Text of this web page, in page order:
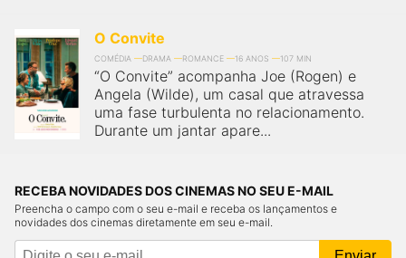
O Convite
COMÉDIA DRAMA ROMANCE 16 ANOS 107 MIN
“O Convite” acompanha Joe (Rogen) e
Angela (Wilde), um casal que atravessa
uma fase turbulenta no relacionamento.
Durante um jantar apare...
RECEBA NOVIDADES DOS CINEMAS NO SEU E-MAIL
Preencha o campo com o seu e-mail e receba os lançamentos e
novidades dos cinemas diretamente em seu e-mail.